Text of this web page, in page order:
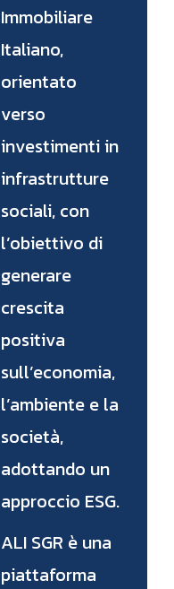
Immobiliare
Italiano,
orientato
verso
investimenti in
infrastrutture
sociali, con
l’obiettivo di
generare
crescita
positiva
sull’economia,
l’ambiente e la
società,
adottando un
approccio ESG.
ALI SGR è una
piattaforma